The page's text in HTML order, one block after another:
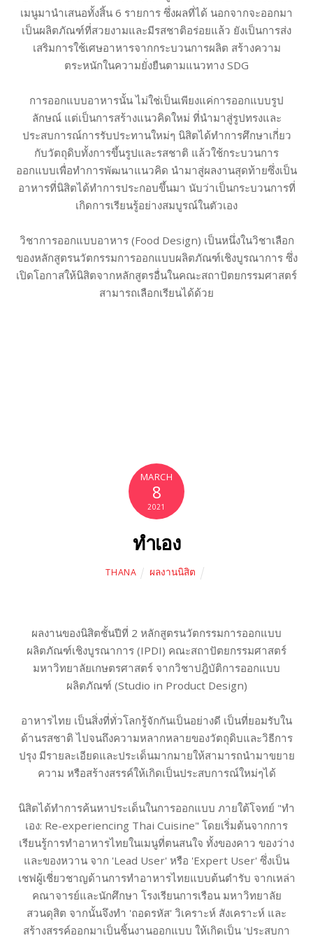
เมนูมานำเสนอทั้งสิ้น 6 รายการ ซึ่งผลที่ได้ นอกจากจะออกมา
เป็นผลิตภัณฑ์ที่สวยงามและมีรสชาติอร่อยแล้ว ยังเป็นการส่ง
เสริมการใช้เศษอาหารจากกระบวนการผลิต สร้างความ
ตระหนักในความยั่งยืนตามแนวทาง SDG
การออกแบบอาหารนั้น ไม่ใช่เป็นเพียงแค่การออกแบบรูป
ลักษณ์ แต่เป็นการสร้างแนวคิดใหม่ ที่นำมาสู่รูปทรงและ
ประสบการณ์การรับประทานใหม่ๆ นิสิตได้ทำการศึกษาเกี่ยว
กับวัตถุดิบทั้งการขึ้นรูปและรสชาติ แล้วใช้กระบวนการ
ออกแบบเพื่อทำการพัฒนาแนวคิด นำมาสู่ผลงานสุดท้ายซึ่งเป็น
อาหารที่นิสิตได้ทำการประกอบขึ้นมา นับว่าเป็นกระบวนการที่
เกิดการเรียนรู้อย่างสมบูรณ์ในตัวเอง
วิชาการออกแบบอาหาร (Food Design) เป็นหนึ่งในวิชาเลือก
ของหลักสูตรนวัตกรรมการออกแบบผลิตภัณฑ์เชิงบูรณาการ ซึ่ง
เปิดโอกาสให้นิสิตจากหลักสูตรอื่นในคณะสถาปัตยกรรมศาสตร์
สามารถเลือกเรียนได้ด้วย
MARCH
8
2021
ทำเอง
THANA ผลงานนิสิต
ผลงานของนิสิตชั้นปีที่ 2 หลักสูตรนวัตกรรมการออกแบบ
ผลิตภัณฑ์เชิงบูรณาการ (IPDI) คณะสถาปัตยกรรมศาสตร์
มหาวิทยาลัยเกษตรศาสตร์ จากวิชาปฎิบัติการออกแบบ
ผลิตภัณฑ์ (Studio in Product Design)
อาหารไทย เป็นสิ่งที่ทั่วโลกรู้จักกันเป็นอย่างดี เป็นที่ยอมรับใน
ด้านรสชาติ ไปจนถึงความหลากหลายของวัตถุดิบและวิธีการ
ปรุง มีรายละเอียดและประเด็นมากมายให้สามารถนำมาขยาย
ความ หรือสร้างสรรค์ให้เกิดเป็นประสบการณ์ใหม่ๆได้
นิสิตได้ทำการค้นหาประเด็นในการออกแบบ ภายใต้โจทย์ "ทำ
เอง: Re-experiencing Thai Cuisine" โดยเริ่มต้นจากการ
เรียนรู้การทำอาหารไทยในเมนูที่ตนสนใจ ทั้งของคาว ของว่าง
และของหวาน จาก 'Lead User' หรือ 'Expert User' ซึ่งเป็น
เชฟผู้เชี่ยวชาญด้านการทำอาหารไทยแบบต้นตำรับ จากเหล่า
คณาจารย์และนักศึกษา โรงเรียนการเรือน มหาวิทยาลัย
สวนดุสิต จากนั้นจึงทำ 'ถอดรหัส' วิเคราะห์ สังเคราะห์ และ
สร้างสรรค์ออกมาเป็นชิ้นงานออกแบบ ให้เกิดเป็น 'ประสบกา